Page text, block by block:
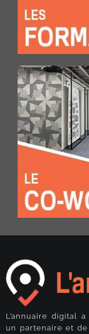
L’annuaire digital
un partenaire et